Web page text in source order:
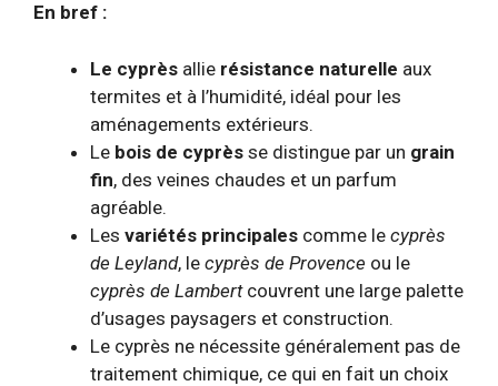
En bref :
Le cyprès allie résistance naturelle aux
termites et à l’humidité, idéal pour les
aménagements extérieurs.
Le bois de cyprès se distingue par un grain
fin, des veines chaudes et un parfum
agréable.
Les variétés principales comme le cyprès
de Leyland, le cyprès de Provence ou le
cyprès de Lambertcouvrent une large palette
d’usages paysagers et construction.
Le cyprès ne nécessite généralement pas de
traitement chimique, ce qui en fait un choix